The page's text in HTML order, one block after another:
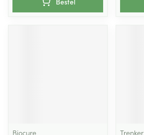
Biocure Trenker